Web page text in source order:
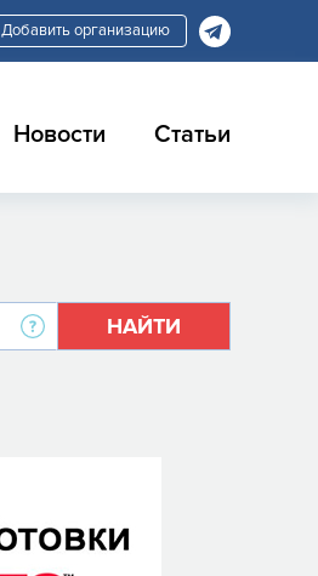
Добавить организацию
Новости Статьи
НАЙТИ